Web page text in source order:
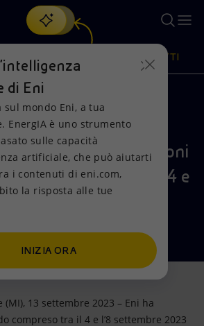
, la nostra nuova soluzione di intelligenza
l'innovazione
PRODOTTI
Comunicati Stampa
REPORT
sull’acquisto di azioni
compreso tra il 4 e
2023
CEST
(MI), 13 settembre 2023 – Eni ha
compreso tra il 4 e l’8 settembre 2023
di Eni
sul mondo Eni, a tua
EnergIA è uno strumento
sulle capacità
artificiale, che può aiutarti
i contenuti di eni.com,
la risposta alle tue
INIZIA ORA